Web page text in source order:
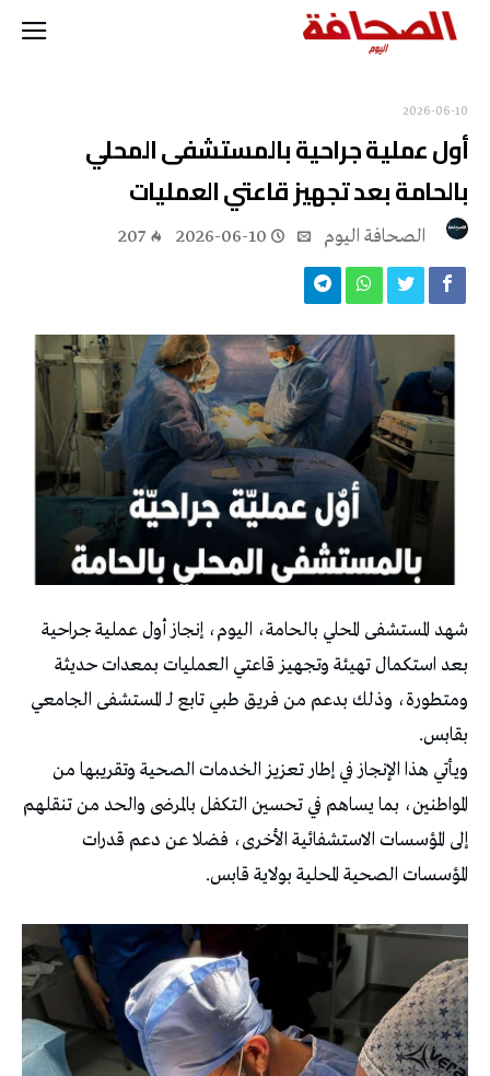
2026-06-10
أول عملية جراحية بالمستشفى المحلي
بالحامة بعد تجهيز قاعتي العمليات
2026-06-10
207
شهد المستشفى المحلي بالحامة، اليوم، إنجاز أول عملية جراحية
بعد استكمال تهيئة وتجهيز قاعتي العمليات بمعدات حديثة
ومتطورة، وذلك بدعم من فريق طبي تابع لـ المستشفى الجامعي
بقابس.
ويأتي هذا الإنجاز في إطار تعزيز الخدمات الصحية وتقريبها من
المواطنين، بما يساهم في تحسين التكفل بالمرضى والحد من تنقلهم
إلى المؤسسات الاستشفائية الأخرى، فضلا عن دعم قدرات
المؤسسات الصحية المحلية بولاية قابس.